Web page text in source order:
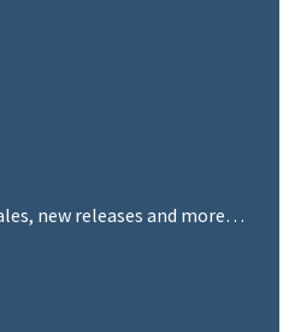
new releases and more…